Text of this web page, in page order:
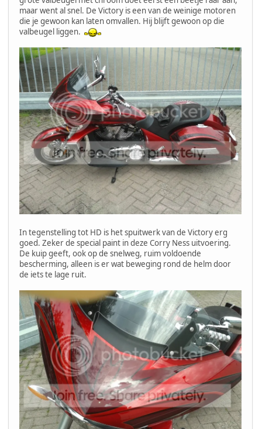
maar went al snel. De Victory is een van de weinige motoren
die je gewoon kan laten omvallen. Hij blijft gewoon op die
valbeugel liggen.
In tegenstelling tot HD is het spuitwerk van de Victory erg
goed. Zeker de special paint in deze Corry Ness uitvoering.
De kuip geeft, ook op de snelweg, ruim voldoende
bescherming, alleen is er wat beweging rond de helm door
de iets te lage ruit.